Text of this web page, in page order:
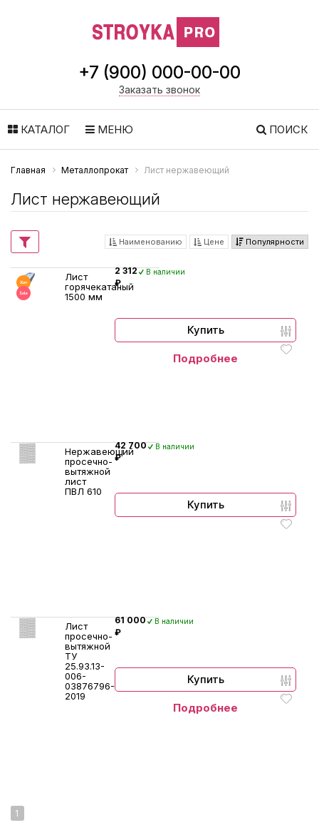
+7 (900) 000-00-00
Заказать звонок
КАТАЛОГ МЕНЮ ПОИСК
Главная Металлопрокат Лист нержавеющий
Лист нержавеющий
Наименованию Цене Популярности
Лист
горячекатаный
1500 мм
2 312
₽
В наличии
Купить
Подробнее
Нержавеющий
просечно-
вытяжной
лист
ПВЛ 610
42 700
₽
В наличии
Купить
Лист
просечно-
вытяжной
ТУ
25.93.13-
006-
03876796-
2019
61 000
₽
В наличии
Купить
Подробнее
1